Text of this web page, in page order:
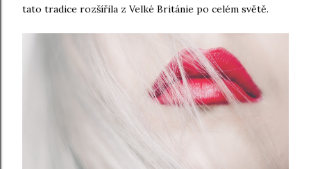
tato tradice rozšířila z Velké Británie po celém světě.